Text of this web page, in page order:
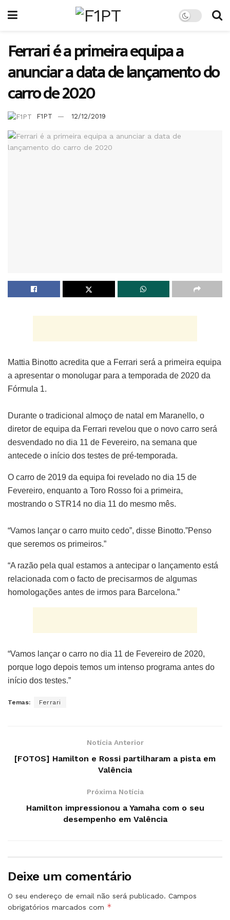
Ferrari é a primeira equipa a
anunciar a data de lançamento do
carro de 2020
F1PT 12/12/2019
Mattia Binotto acredita que a Ferrari será a primeira equipa
a apresentar o monolugar para a temporada de 2020 da
Fórmula 1.
Durante o tradicional almoço de natal em Maranello, o
diretor de equipa da Ferrari revelou que o novo carro será
desvendado no dia 11 de Fevereiro, na semana que
antecede o início dos testes de pré-temporada.
O carro de 2019 da equipa foi revelado no dia 15 de
Fevereiro, enquanto a Toro Rosso foi a primeira,
mostrando o STR14 no dia 11 do mesmo mês.
“Vamos lançar o carro muito cedo”, disse Binotto.”Penso
que seremos os primeiros.”
“A razão pela qual estamos a antecipar o lançamento está
relacionada com o facto de precisarmos de algumas
homologações antes de irmos para Barcelona.”
“Vamos lançar o carro no dia 11 de Fevereiro de 2020,
porque logo depois temos um intenso programa antes do
início dos testes.”
Temas: Ferrari
Notícia Anterior
[FOTOS] Hamilton e Rossi partilharam a pista em
Valência
Próxima Notícia
Hamilton impressionou a Yamaha com o seu
desempenho em Valência
Deixe um comentário
O seu endereço de email não será publicado. Campos
obrigatórios marcados com *